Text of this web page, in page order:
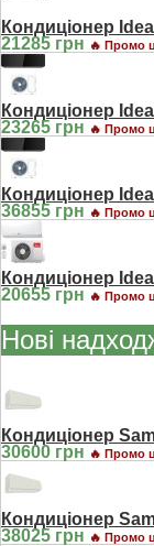
Кондиціонер
21285 грн 🔥 Промо
Кондиціонер
23265 грн 🔥 Промо
Кондиціонер
36855 грн 🔥 Промо
Кондиціонер
20655 грн 🔥 Промо
Нові
Кондиціонер
30600 грн 🔥 Промо
Кондиціонер
38025 грн 🔥 Промо